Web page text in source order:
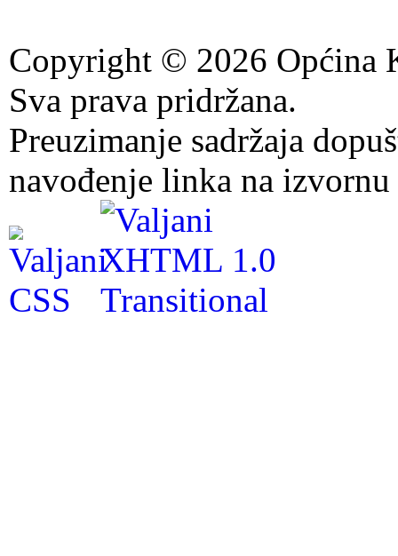
Copyright © 2026 Općina
Sva prava pridržana.
Preuzimanje sadržaja
navođenje linka na izvornu